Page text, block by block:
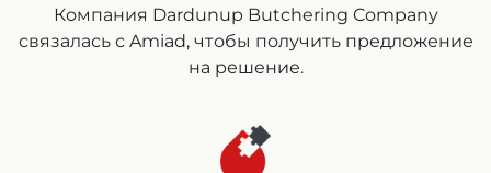
Компания Dardunup Butchering Company
связалась с Amiad, чтобы получить предложение
на решение.